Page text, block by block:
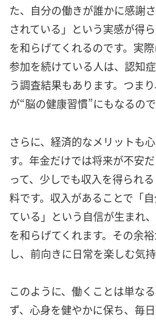
た、自分の働きが誰かに感謝
されている」という実感が得
を和らげてくれるのです。実
参加を続けている人は、認知
う調査結果もあります。つま
が“脳の健康習慣”にもなるので
さらに、経済的なメリットも
す。年金だけでは将来が不安
って、少しでも収入を得られ
料です。収入があることで「
ている」という自信が生まれ
を和らげてくれます。その余
し、前向きに日常を楽しむ気
このように、働くことは単な
ず、心身を健やかに保ち、毎